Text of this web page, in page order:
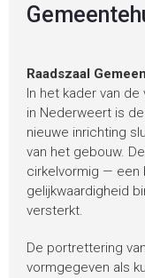
Raadszaal
In het kader van
in Nederweert is
nieuwe inrichting
van het gebouw.
cirkelvormig — een
gelijkwaardigheid
versterkt.
De portrettering
vormgegeven als